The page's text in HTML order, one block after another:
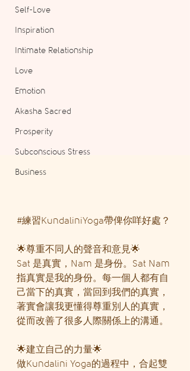
Self-Love
Inspiration
Intimate Relationship
Love
Emotion
Akasha Sacred
Prosperity
Subconscious Stress
Business
#練習KundaliniYoga帶俾你咩好處 ？
🌟尊重不同人的聲音和意見🌟
Sat 是真實，Nam 是身份。Sat Nam
指真實是我的身份。每一個人都有自
己當下的真實，當回到我們的真實，
著實會讓我更懂得尊重別人的真實，
從而改善了很多人際關係上的溝通。
🌟建立自己的力量🌟
做Kundalini Yoga的過程中，合起雙